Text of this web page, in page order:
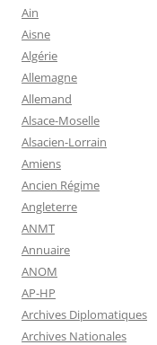
Ain
Aisne
Algérie
Allemagne
Allemand
Alsace-Moselle
Alsacien-Lorrain
Amiens
Ancien Régime
Angleterre
ANMT
Annuaire
ANOM
AP-HP
Archives Diplomatiques
Archives Nationales